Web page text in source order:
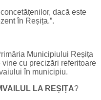
dacă este
în Reșița.”.
Municipiului Reșița
cu precizări referitoare
în municipiu.
LA REȘIȚA?